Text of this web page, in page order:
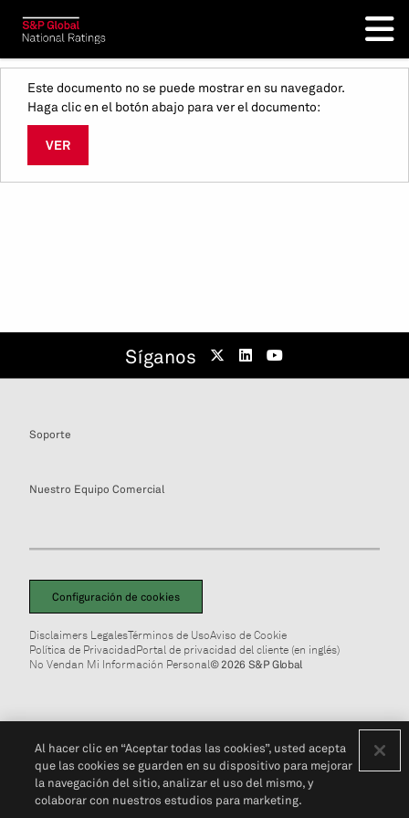
Este documento no se puede mostrar en su navegador.
Haga clic en el botón abajo para ver el documento:
VER
Síganos
Soporte
Nuestro Equipo Comercial
Configuración de cookies
Disclaimers LegalesTérminos de UsoAviso de Cookie
Política de PrivacidadPortal de privacidad del cliente (en inglés)
No Vendan Mi Información Personal© 2026 S&P Global
Al hacer clic en “Aceptar todas las cookies”, usted acepta
que las cookies se guarden en su dispositivo para mejorar
la navegación del sitio, analizar el uso del mismo, y
colaborar con nuestros estudios para marketing.